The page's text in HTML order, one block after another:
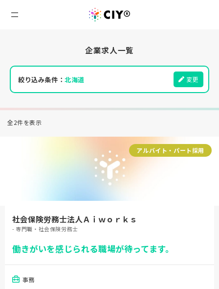
企業求人一覧
絞り込み条件：北海道 変更
全2件を表示
アルバイト・パート採用
社会保険労務士法人Ａｉｗｏｒｋｓ
- 専門職・社会保険労務士
働きがいを感じられる職場が待ってます。
事務